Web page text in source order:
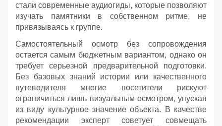
стали современные аудиогиды, которые позволяют
изучать памятники в собственном ритме, не
привязываясь к группе.
Самостоятельный осмотр без сопровождения
остается самым бюджетным вариантом, однако он
требует серьезной предварительной подготовки.
Без базовых знаний истории или качественного
путеводителя многие посетители рискуют
ограничиться лишь визуальным осмотром, упуская
из виду культурное значение объекта. В качестве
рекомендации эксперт советует совмещать